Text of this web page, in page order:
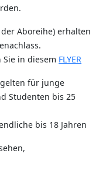
Aboreihe) erhalten
Sie in diesem FLYER
gelten für junge
Studenten bis 25
bis 18 Jahren